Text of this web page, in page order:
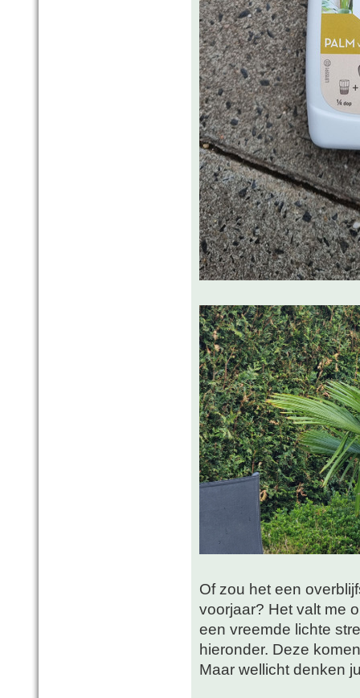
Of zou het een
voorjaar? Het valt me
een vreemde lichte
hieronder. Deze
Maar wellicht denken